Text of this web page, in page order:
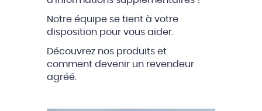
Notre équipe se tient à votre
disposition pour vous aider.
Découvrez nos produits et
comment devenir un revendeur
agréé.